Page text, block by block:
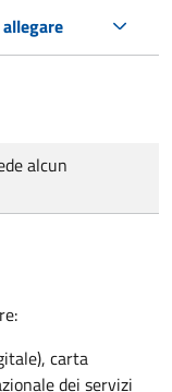
alcun
carta
dei servizi